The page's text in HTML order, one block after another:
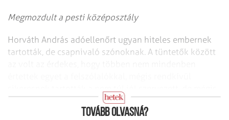
Megmozdult a pesti középosztály
Horváth András adóellenőrt ugyan hiteles embernek
tartották, de csapnivaló szónoknak. A tüntetők között
óriási tömeget megszólító rendezvényt.
Tovább olvasná?